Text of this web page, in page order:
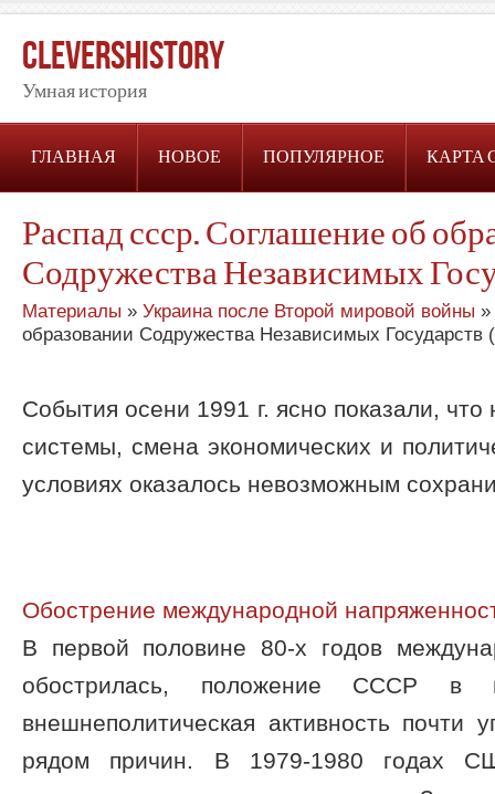
CleversHistory
Умная история
ГЛАВНАЯ НОВОЕ ПОПУЛЯРНОЕ КАРТА
Распад ссср. Соглашение об
Содружества Независимых
Материалы » Украина после Второй мировой войны »
образовании Содружества Независимых Государств
События осени 1991 г. ясно показали,
системы, смена экономических и
условиях оказалось невозможным
Обострение международной
В первой половине 80-х годов
обострилась, положение СССР в
внешнеполитическая активность почти
рядом причин. В 1979-1980 годах